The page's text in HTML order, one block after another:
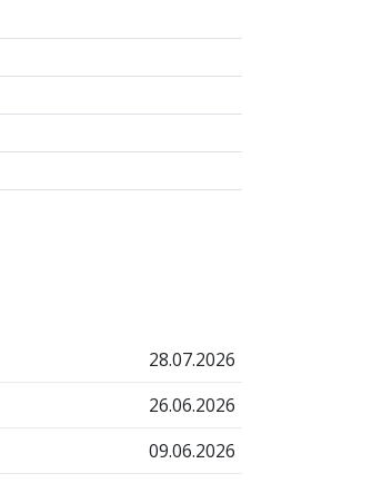
28.07.2026
26.06.2026
09.06.2026